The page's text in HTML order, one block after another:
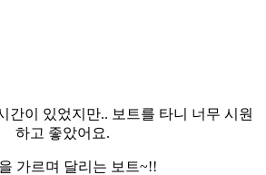
간이 있었지만.. 보트를 타니 너무 시원
하고 좋았어요.
가르며 달리는 보트~!!